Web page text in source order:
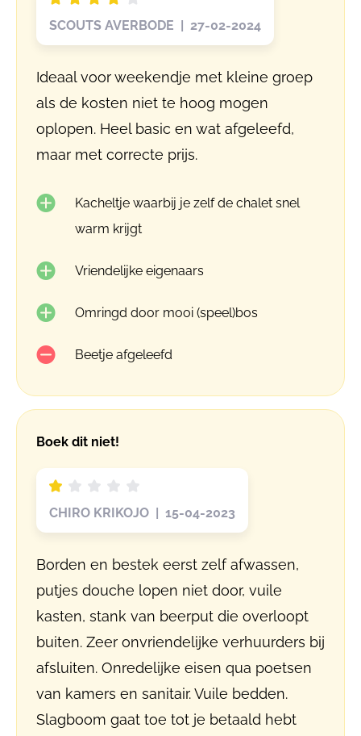
SCOUTS AVERBODE | 27-02-2024
Ideaal voor weekendje met kleine groep
als de kosten niet te hoog mogen
oplopen. Heel basic en wat afgeleefd,
maar met correcte prijs.
Kacheltje waarbij je zelf de chalet snel
warm krijgt
Vriendelijke eigenaars
Omringd door mooi (speel)bos
Beetje afgeleefd
Boek dit niet!
CHIRO KRIKOJO | 15-04-2023
Borden en bestek eerst zelf afwassen,
putjes douche lopen niet door, vuile
kasten, stank van beerput die overloopt
buiten. Zeer onvriendelijke verhuurders bij
afsluiten. Onredelijke eisen qua poetsen
van kamers en sanitair. Vuile bedden.
Slagboom gaat toe tot je betaald hebt